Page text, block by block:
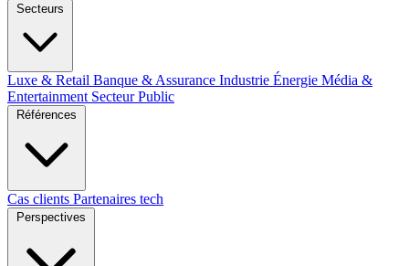
Secteurs
Luxe & Retail Banque & Assurance Industrie Énergie Média &
Entertainment Secteur Public
Références
Cas clients Partenaires tech
Perspectives